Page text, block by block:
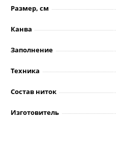
Размер, см
Канва
Заполнение
Техника
Состав ниток
Изготовитель